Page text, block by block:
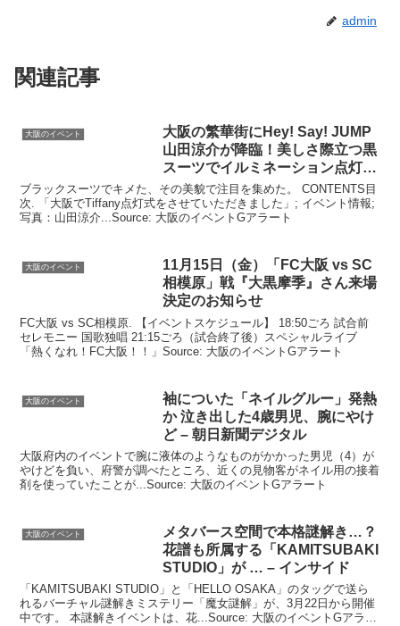
admin
関連記事
大阪のイベント 大阪の繁華街にHey! Say! JUMP
山田涼介が降臨！美しさ際立つ黒
スーツでイルミネーション点灯
…
ブラックスーツでキメた、その美貌で注目を集めた。 CONTENTS目
次. 「大阪でTiffany点灯式をさせていただきました」; イベント情報;
写真：山田涼介...Source: 大阪のイベントGアラート
大阪のイベント 11月15日（金）「FC大阪 vs SC
相模原」戦『大黒摩季』さん来場
決定のお知らせ
FC大阪 vs SC相模原. 【イベントスケジュール】 18:50ごろ 試合前
セレモニー 国歌独唱 21:15ごろ（試合終了後）スペシャルライブ
「熱くなれ！FC大阪！！」Source: 大阪のイベントGアラート
大阪のイベント
袖についた「ネイルグルー」発熱
か 泣き出した4歳男児、腕にやけ
ど – 朝日新聞デジタル
大阪府内のイベントで腕に液体のようなものがかかった男児（4）が
やけどを負い、府警が調べたところ、近くの見物客がネイル用の接着
剤を使っていたことが...Source: 大阪のイベントGアラート
大阪のイベント
メタバース空間で本格謎解き…？
花譜も所属する「KAMITSUBAKI
STUDIO」が … – インサイド
「KAMITSUBAKI STUDIO」と「HELLO OSAKA」のタッグで送ら
れるバーチャル謎解きミステリー「魔女謎解」が、3月22日から開催
中です。 本謎解きイベントは、花...Source: 大阪のイベントGアラー